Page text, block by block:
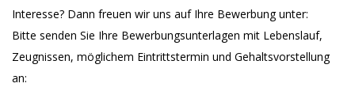
Interesse? Dann freuen wir uns auf Ihre Bewerbung unter:
Bitte senden Sie Ihre Bewerbungsunterlagen mit Lebenslauf,
Zeugnissen, möglichem Eintrittstermin und Gehaltsvorstellung
an: